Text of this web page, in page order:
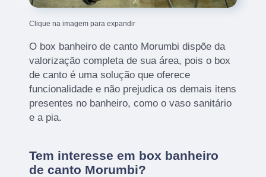
Clique na imagem para expandir
O box banheiro de canto Morumbi dispõe da
valorização completa de sua área, pois o box
de canto é uma solução que oferece
funcionalidade e não prejudica os demais itens
presentes no banheiro, como o vaso sanitário
e a pia.
Tem interesse em box banheiro
de canto Morumbi?